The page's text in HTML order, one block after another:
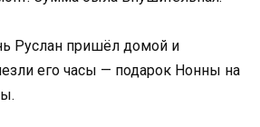
Руслан пришёл домой и
его часы — подарок Нонны на